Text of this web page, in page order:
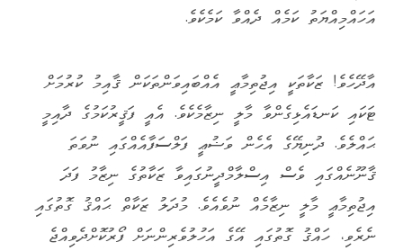
އަހައްމިއްޔަތު ކަމެއް ދެއްވާ ކަމެކެވެ.
އާދޭހެވެ! ޒަކާތަކީ އިޖުތިމާޢީ އެއްބައިވަންތަކަން ޤާއިމު ކުރުމަށް
ޓަކައި ކަނޑައެޅިގެންވާ މާލީ ނިޒާމެކެވެ. އެއީ ފަޤީރުކަމުގެ ދާއިމީ
ޙައްލެވެ. ދުނިޔޭގެ އެހެން ވަޟުޢީ ފަލްސަފާއެއްގައި ނުވަތަ
ޤާނޫނެއްގައި ވެސް އިސްލާމްދީނުގައިވާ ޒަކާތުގެ ނިޒާމު ފަދަ
އިޖުތިމާޢީ މާލީ ނިޒާމެއް ނުވެއެވެ. މުދަލު ޒަކާތް ޙައްޤު ގޮތުގައި
ނެރެވި، ހައްޤު ގޮތުގައި އޭގެ އަހުލުވެރިންނަށް ފޯރުކޮށްދެވިއްޖެ